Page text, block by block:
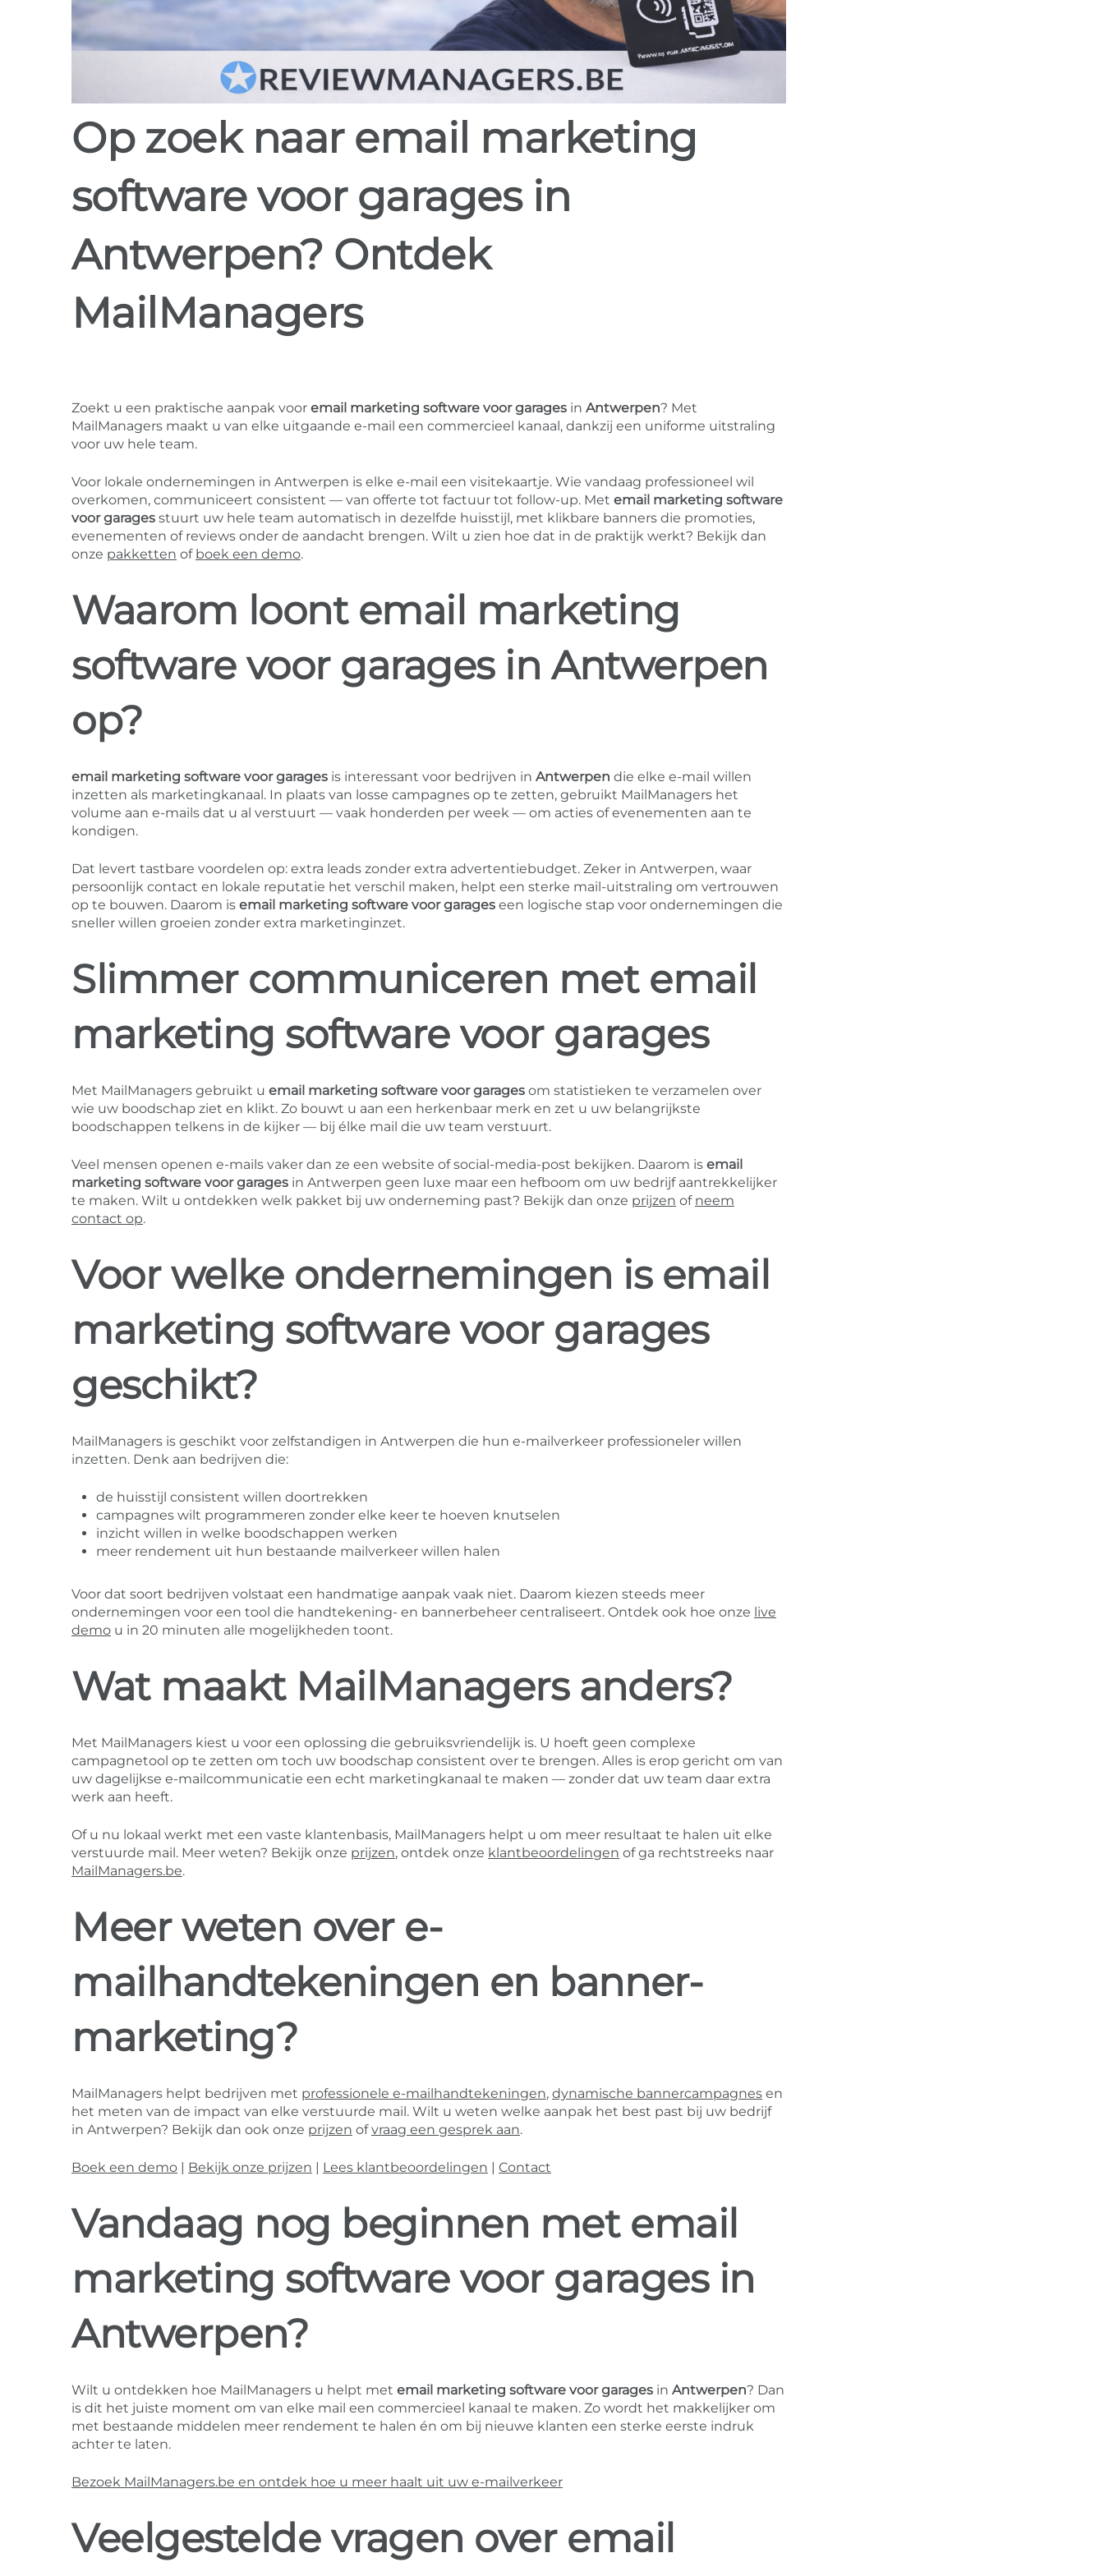
Op zoek naar email marketing
software voor garages in
Antwerpen? Ontdek
MailManagers
Zoekt u een praktische aanpak voor email marketing software voor garages in Antwerpen? Met
MailManagers maakt u van elke uitgaande e-mail een commercieel kanaal, dankzij een uniforme uitstraling
voor uw hele team.
Voor lokale ondernemingen in Antwerpen is elke e-mail een visitekaartje. Wie vandaag professioneel wil
overkomen, communiceert consistent — van offerte tot factuur tot follow-up. Met email marketing software
voor garages stuurt uw hele team automatisch in dezelfde huisstijl, met klikbare banners die promoties,
evenementen of reviews onder de aandacht brengen. Wilt u zien hoe dat in de praktijk werkt? Bekijk dan
onze pakketten of boek een demo.
Waarom loont email marketing
software voor garages in Antwerpen
op?
email marketing software voor garages is interessant voor bedrijven in Antwerpen die elke e-mail willen
inzetten als marketingkanaal. In plaats van losse campagnes op te zetten, gebruikt MailManagers het
volume aan e-mails dat u al verstuurt — vaak honderden per week — om acties of evenementen aan te
kondigen.
Dat levert tastbare voordelen op: extra leads zonder extra advertentiebudget. Zeker in Antwerpen, waar
persoonlijk contact en lokale reputatie het verschil maken, helpt een sterke mail-uitstraling om vertrouwen
op te bouwen. Daarom is email marketing software voor garages een logische stap voor ondernemingen die
sneller willen groeien zonder extra marketinginzet.
Slimmer communiceren met email
marketing software voor garages
Met MailManagers gebruikt u email marketing software voor garages om statistieken te verzamelen over
wie uw boodschap ziet en klikt. Zo bouwt u aan een herkenbaar merk en zet u uw belangrijkste
boodschappen telkens in de kijker — bij élke mail die uw team verstuurt.
Veel mensen openen e-mails vaker dan ze een website of social-media-post bekijken. Daarom is email
marketing software voor garages in Antwerpen geen luxe maar een hefboom om uw bedrijf aantrekkelijker
te maken. Wilt u ontdekken welk pakket bij uw onderneming past? Bekijk dan onze prijzen of neem
contact op.
Voor welke ondernemingen is email
marketing software voor garages
geschikt?
MailManagers is geschikt voor zelfstandigen in Antwerpen die hun e-mailverkeer professioneler willen
inzetten. Denk aan bedrijven die:
de huisstijl consistent willen doortrekken
campagnes wilt programmeren zonder elke keer te hoeven knutselen
inzicht willen in welke boodschappen werken
meer rendement uit hun bestaande mailverkeer willen halen
Voor dat soort bedrijven volstaat een handmatige aanpak vaak niet. Daarom kiezen steeds meer
ondernemingen voor een tool die handtekening- en bannerbeheer centraliseert. Ontdek ook hoe onze live
demo u in 20 minuten alle mogelijkheden toont.
Wat maakt MailManagers anders?
Met MailManagers kiest u voor een oplossing die gebruiksvriendelijk is. U hoeft geen complexe
campagnetool op te zetten om toch uw boodschap consistent over te brengen. Alles is erop gericht om van
uw dagelijkse e-mailcommunicatie een echt marketingkanaal te maken — zonder dat uw team daar extra
werk aan heeft.
Of u nu lokaal werkt met een vaste klantenbasis, MailManagers helpt u om meer resultaat te halen uit elke
verstuurde mail. Meer weten? Bekijk onze prijzen, ontdek onze klantbeoordelingen of ga rechtstreeks naar
MailManagers.be.
Meer weten over e-
mailhandtekeningen en banner-
marketing?
MailManagers helpt bedrijven met professionele e-mailhandtekeningen, dynamische bannercampagnes en
het meten van de impact van elke verstuurde mail. Wilt u weten welke aanpak het best past bij uw bedrijf
in Antwerpen? Bekijk dan ook onze prijzen ofvraag een gesprek aan.
Boek een demo Bekijk onze prijzen Lees klantbeoordelingen Contact
Vandaag nog beginnen met email
marketing software voor garages in
Antwerpen?
Wilt u ontdekken hoe MailManagers u helpt met email marketing software voor garages in Antwerpen? Dan
is dit het juiste moment om van elke mail een commercieel kanaal te maken. Zo wordt het makkelijker om
met bestaande middelen meer rendement te halen én om bij nieuwe klanten een sterke eerste indruk
achter te laten.
Bezoek MailManagers.be en ontdek hoe u meer haalt uit uw e-mailverkeer
Veelgestelde vragen over email